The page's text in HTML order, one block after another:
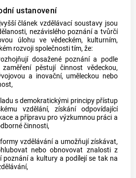
ustanovení
článek vzdělávací soustavy jsou
nezávislého poznání a tvůrčí
úlohu ve vědeckém, kulturním,
rozvoji společnosti tím, že:
dosažené poznání a podle
pěstují činnost vědeckou,
a inovační, uměleckou nebo
s demokratickými principy přístup
vzdělání, získání odpovídající
a přípravu pro výzkumnou práci a
činnosti,
vzdělávání a umožňují získávat,
nebo obnovovat znalosti z
poznání a kultury a podílejí se tak na